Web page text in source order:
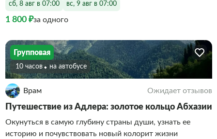
сб, 8 авг в 07:00 вс, 9 авг в 07:00
1 800 ₽за одного
Групповая
10 часов На автобусе
Врам Ожидает отзывов
Путешествие из Адлера: золотое кольцо Абхазии
Окунуться в самую глубину страны души, узнать ее
историю и почувствовать новый колорит жизни